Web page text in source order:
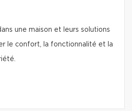
une maison et leurs solutions
le confort, la fonctionnalité et la